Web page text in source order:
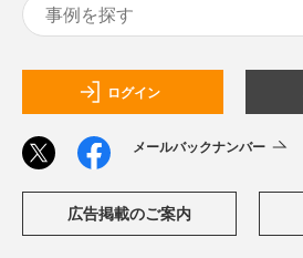
ログイン
メールバックナンバー
広告掲載のご案内